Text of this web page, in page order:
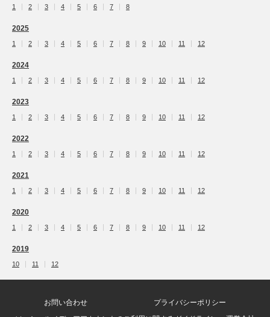
1 2 3 4 5 6 7 8
2025
1 2 3 4 5 6 7 8 9 10 11 12
2024
1 2 3 4 5 6 7 8 9 10 11 12
2023
1 2 3 4 5 6 7 8 9 10 11 12
2022
1 2 3 4 5 6 7 8 9 10 11 12
2021
1 2 3 4 5 6 7 8 9 10 11 12
2020
1 2 3 4 5 6 7 8 9 10 11 12
2019
10 11 12
お問い合わせ
プライバシーポリシー